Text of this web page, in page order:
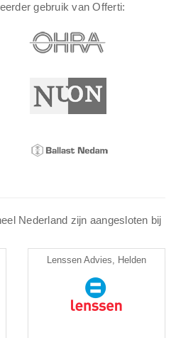
gebruik van Offerti:
Nederland zijn aangesloten bij
Lenssen Advies, Helden